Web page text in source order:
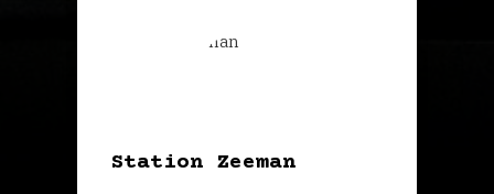
Station Zeeman